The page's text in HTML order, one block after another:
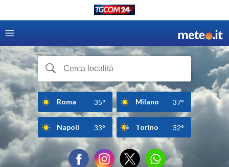
Roma 35° Milano 37°
Napoli 33° Torino 32°